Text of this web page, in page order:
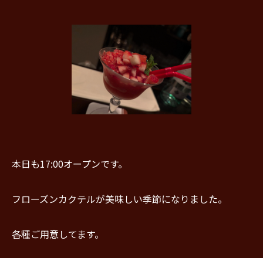
本日も17:00オープンです。
フローズンカクテルが美味しい季節になりました。
各種ご用意してます。